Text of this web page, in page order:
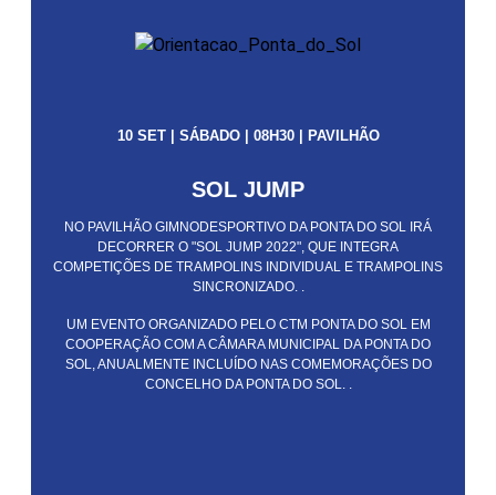
10 SET | SÁBADO | 08H30 | PAVILHÃO
SOL JUMP
NO PAVILHÃO GIMNODESPORTIVO DA PONTA DO SOL IRÁ
DECORRER O "SOL JUMP 2022", QUE INTEGRA
COMPETIÇÕES DE TRAMPOLINS INDIVIDUAL E TRAMPOLINS
SINCRONIZADO. .
UM EVENTO ORGANIZADO PELO CTM PONTA DO SOL EM
COOPERAÇÃO COM A CÂMARA MUNICIPAL DA PONTA DO
SOL, ANUALMENTE INCLUÍDO NAS COMEMORAÇÕES DO
CONCELHO DA PONTA DO SOL. .